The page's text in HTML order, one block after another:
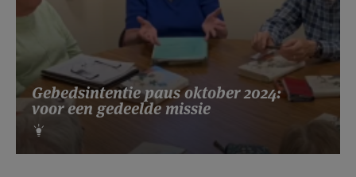
Gebedsintentie paus oktober 2024:
voor een gedeelde missie